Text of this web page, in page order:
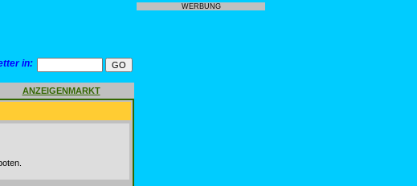
in:
ANZEIGENMARKT
WERBUNG